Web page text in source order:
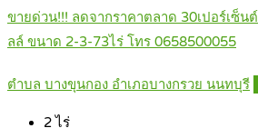
ขายด่วน!!! ลดจากราคาตลาด 30เปอร์เซ็น
ลล์ ขนาด 2-3-73ไร่ โทร 0658500055
ตำบล บางขุนกอง อำเภอบางกรวย นนทบุรี
2ไร่